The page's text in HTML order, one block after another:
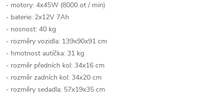
- motory: 4x45W (8000 ot / min)
- baterie: 2x12V 7Ah
- nosnost: 40 kg
- rozměry vozidla: 139x90x91 cm
- hmotnost autíčka: 31 kg
- rozměr předních kol: 34x16 cm
- rozměr zadních kol: 34x20 cm
- rozměry sedadla: 57x19x35 cm